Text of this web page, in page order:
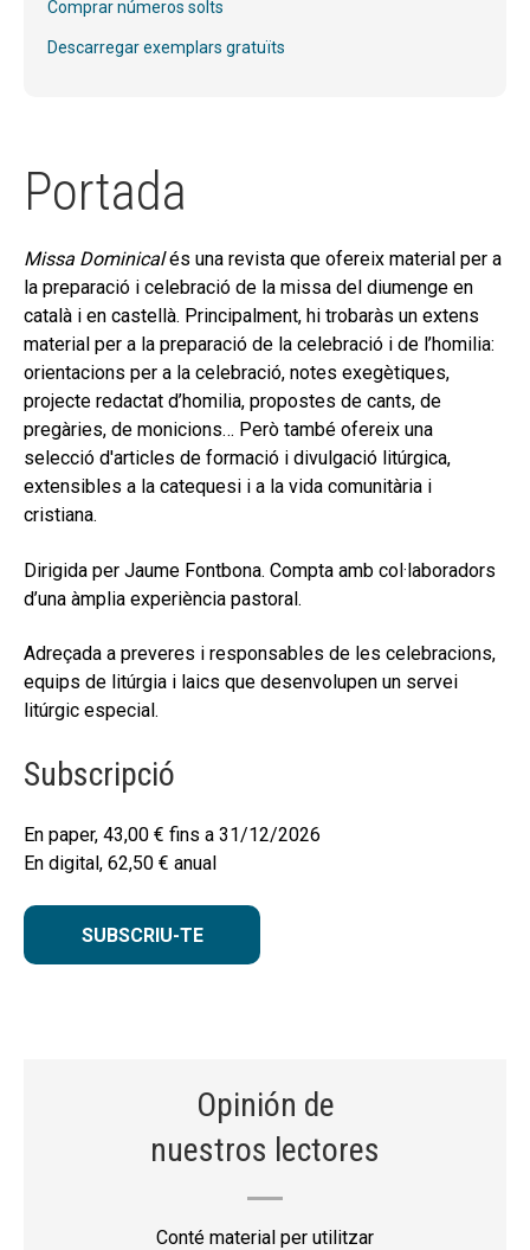
GALILEA. 153 (CAT)
ACTUALITAT
menú
BLOG
el
menú
CONTACTE
EL MEU COMPTE
CERCAR
CAT
ESP
Comprar números solts
Descarregar exemplars gratuïts
Portada
Missa Dominicalés una revista que ofereix material per a
la preparació i celebració de la missa del diumenge en
català i en castellà. Principalment, hi trobaràs un extens
material per a la preparació de la celebració i de l’homilia:
orientacions per a la celebració, notes exegètiques,
projecte redactat d’homilia, propostes de cants, de
pregàries, de monicions… Però també ofereix una
selecció d'articles de formació i divulgació litúrgica,
extensibles a la catequesi i a la vida comunitària i
cristiana.
Dirigida per Jaume Fontbona. Compta amb col·laboradors
d’una àmplia experiència pastoral.
Adreçada a preveres i responsables de les celebracions,
equips de litúrgia i laics que desenvolupen un servei
litúrgic especial.
Subscripció
En paper, 43,00 € fins a 31/12/2026
En digital, 62,50 € anual
SUBSCRIU-TE
Opinión de
nuestros lectores
Conté material per utilitzar